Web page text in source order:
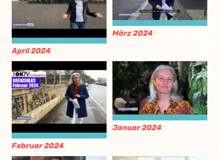
April 2024
März 2024
Februar 2024
Januar 2024